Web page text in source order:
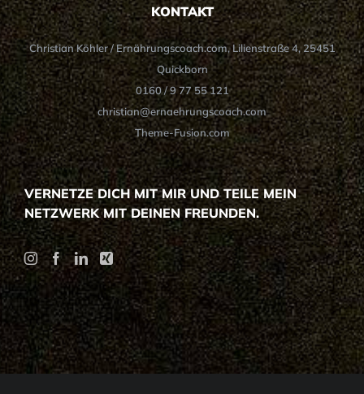
KONTAKT
Christian Köhler / Ernährungscoach.com, Lilienstraße 4, 25451
Quickborn
0160 / 9 77 55 121
christian@ernaehrungscoach.com
Theme-Fusion.com
VERNETZE DICH MIT MIR UND TEILE MEIN
NETZWERK MIT DEINEN FREUNDEN.